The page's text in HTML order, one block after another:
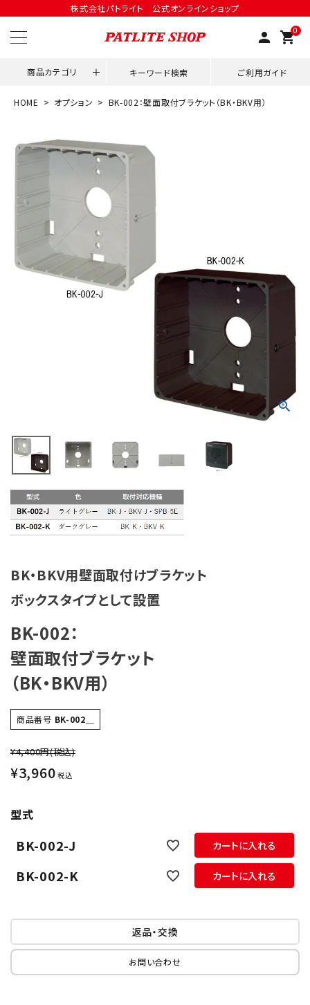
株式会社パトライト 公式オンラインショップ
person 0
shopping_cart
商品カテゴリ キーワード検索 ご利用ガイド
ACCOUNT MENU
ようこそ ゲスト 様
meeting_room person 会員登録
用途別改善アイデア
ネットワーク対応
光音一体型
音/音声
LED照明
センサ機器
散光式警光灯
オプション
製品選定の仕方
パトライトカタログ
HOME オプション BK-002：壁面取付ブラケット（BK・BKV用）
BK・BKV用壁面取付けブラケット
ボックスタイプとして設置
BK-002：
壁面取付ブラケット
（BK・BKV用）
商品番号 BK-002＿
¥4,400円(税込)
¥3,960 税込
型式
BK-002-J カートに入れる
BK-002-K カートに入れる
返品・交換
お問い合わせ